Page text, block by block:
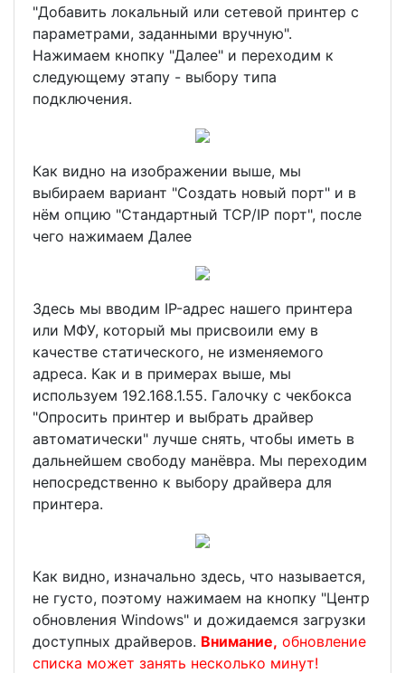
"Добавить локальный или сетевой принтер с
параметрами, заданными вручную".
Нажимаем кнопку "Далее" и переходим к
следующему этапу - выбору типа
подключения.
Как видно на изображении выше, мы
выбираем вариант "Создать новый порт" и в
нём опцию "Стандартный TCP/IP порт", после
чего нажимаем Далее
Здесь мы вводим IP-адрес нашего принтера
или МФУ, который мы присвоили ему в
качестве статического, не изменяемого
адреса. Как и в примерах выше, мы
используем 192.168.1.55. Галочку с чекбокса
"Опросить принтер и выбрать драйвер
автоматически" лучше снять, чтобы иметь в
дальнейшем свободу манёвра. Мы переходим
непосредственно к выбору драйвера для
принтера.
Как видно, изначально здесь, что называется,
не густо, поэтому нажимаем на кнопку "Центр
обновления Windows" и дожидаемся загрузки
доступных драйверов. Внимание, обновление
списка может занять несколько минут!